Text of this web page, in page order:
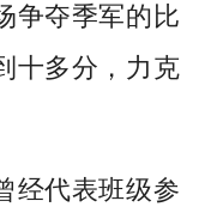
争夺季军的比
十多分，力克
经代表班级参